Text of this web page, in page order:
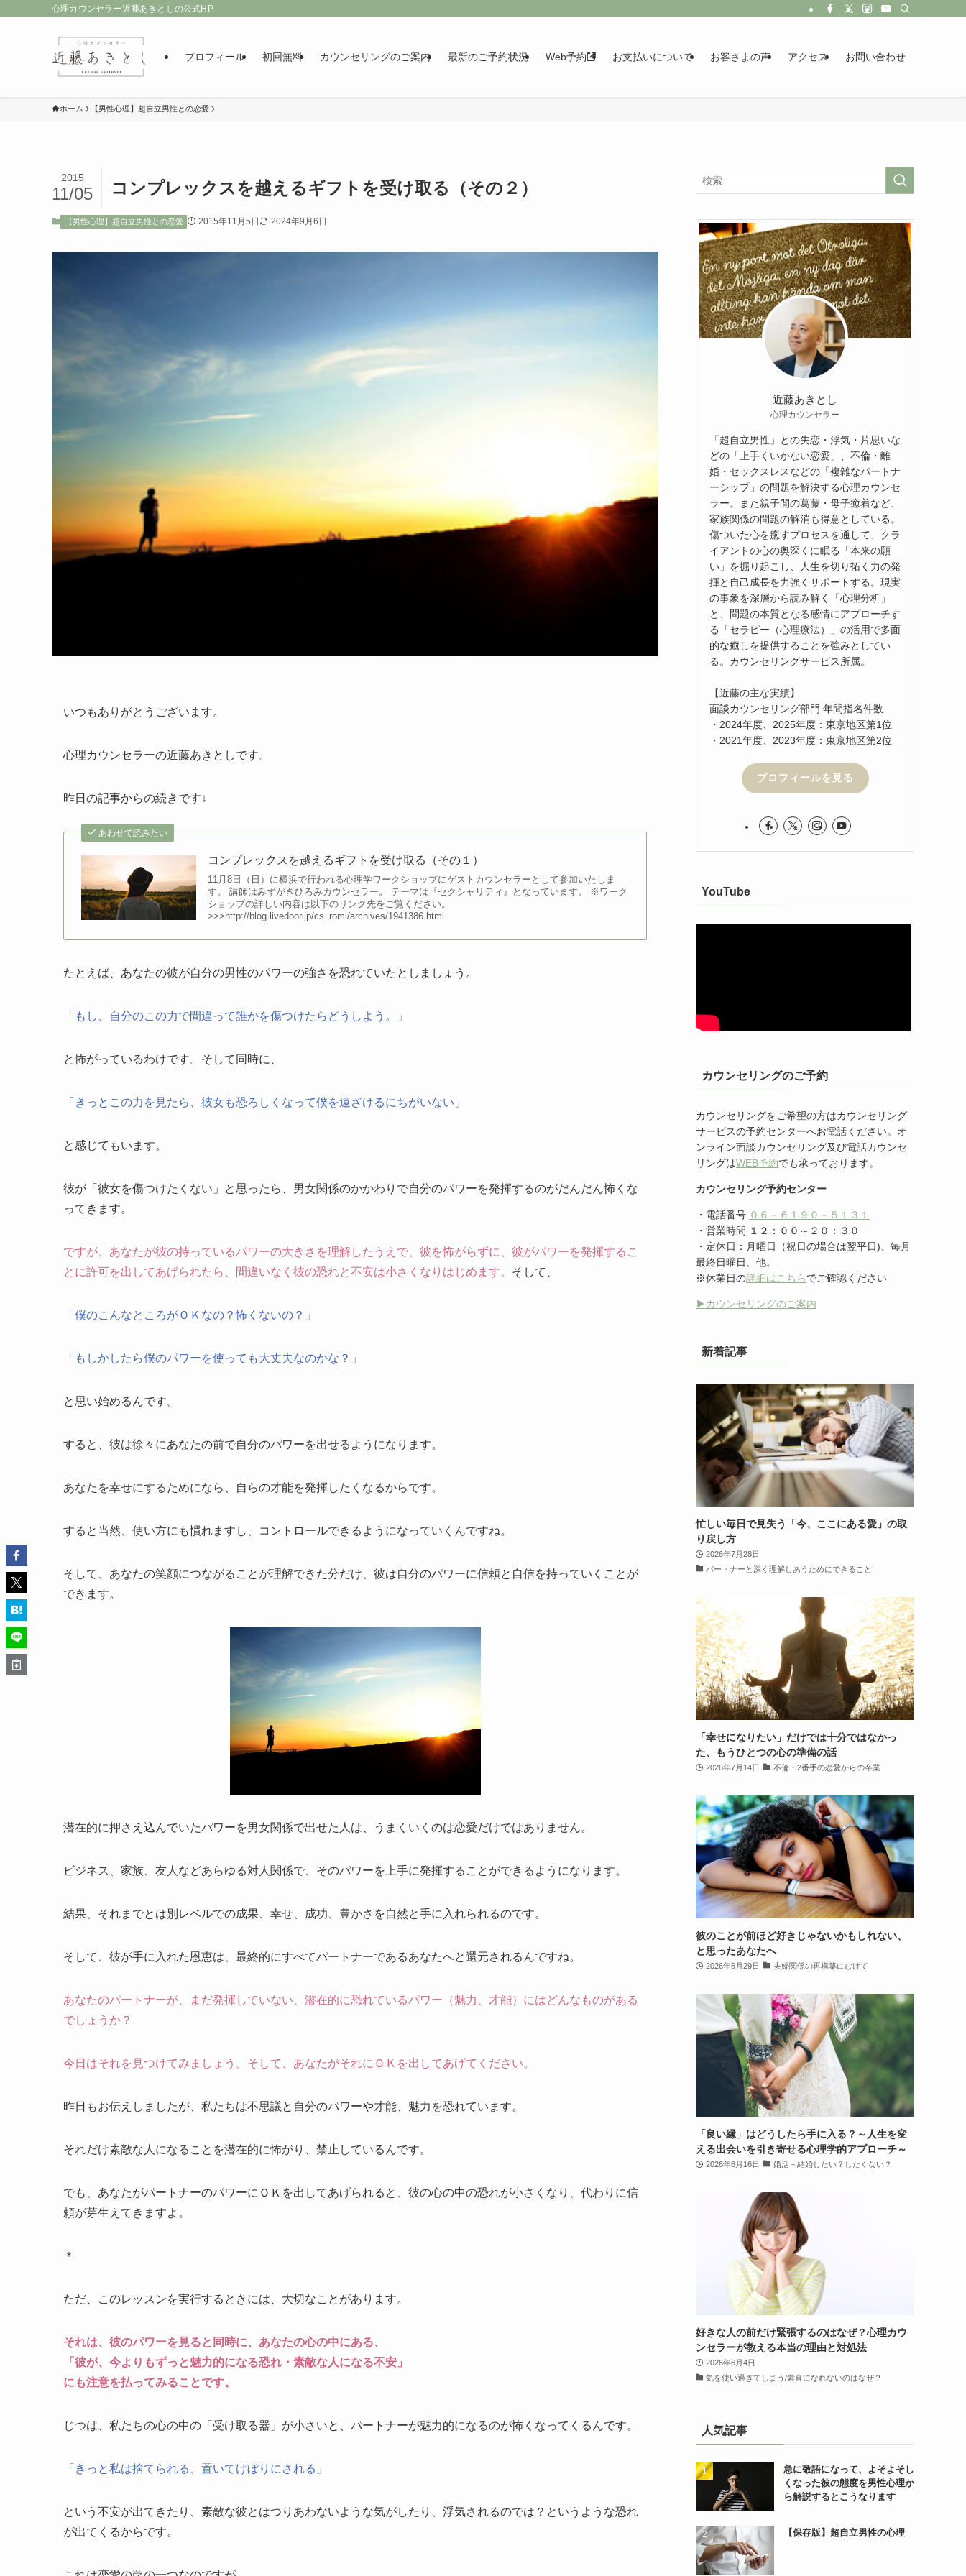
心理カウンセラー近藤あきとしの公式HP
プロフィール 初回無料 カウンセリングのご案内 最新のご予約状況 Web予約 お支払いについて お客さまの声 アクセス お問い合わせ
ホーム 【男性心理】超自立男性との恋愛
コンプレックスを越えるギフトを受け取る（その２）
2015
11/05
【男性心理】超自立男性との恋愛 2015年11月5日 2024年9月6日
いつもありがとうございます。
心理カウンセラーの近藤あきとしです。
昨日の記事からの続きです↓
あわせて読みたい
コンプレックスを越えるギフトを受け取る（その１）
11月8日（日）に横浜で行われる心理学ワークショップにゲストカウンセラーとして参加いたしま
す。 講師はみずがきひろみカウンセラー。 テーマは『セクシャリティ』となっています。 ※ワーク
ショップの詳しい内容は以下のリンク先をご覧ください。
>>>http://blog.livedoor.jp/cs_romi/archives/1941386.html
たとえば、あなたの彼が自分の男性のパワーの強さを恐れていたとしましょう。
「もし、自分のこの力で間違って誰かを傷つけたらどうしよう。」
と怖がっているわけです。そして同時に、
「きっとこの力を見たら、彼女も恐ろしくなって僕を遠ざけるにちがいない」
と感じてもいます。
彼が「彼女を傷つけたくない」と思ったら、男女関係のかかわりで自分のパワーを発揮するのがだんだん怖くな
ってきます。
ですが、あなたが彼の持っているパワーの大きさを理解したうえで、彼を怖がらずに、彼がパワーを発揮するこ
とに許可を出してあげられたら、間違いなく彼の恐れと不安は小さくなりはじめます。 そして、
「僕のこんなところがＯＫなの？怖くないの？」
「もしかしたら僕のパワーを使っても大丈夫なのかな？」
と思い始めるんです。
すると、彼は徐々にあなたの前で自分のパワーを出せるようになります。
あなたを幸せにするためになら、自らの才能を発揮したくなるからです。
すると当然、使い方にも慣れますし、コントロールできるようになっていくんですね。
そして、あなたの笑顔につながることが理解できた分だけ、彼は自分のパワーに信頼と自信を持っていくことが
できます。
潜在的に押さえ込んでいたパワーを男女関係で出せた人は、うまくいくのは恋愛だけではありません。
ビジネス、家族、友人などあらゆる対人関係で、そのパワーを上手に発揮することができるようになります。
結果、それまでとは別レベルでの成果、幸せ、成功、豊かさを自然と手に入れられるのです。
そして、彼が手に入れた恩恵は、最終的にすべてパートナーであるあなたへと還元されるんですね。
あなたのパートナーが、まだ発揮していない、潜在的に恐れているパワー（魅力、才能）にはどんなものがある
でしょうか？
今日はそれを見つけてみましょう。そして、あなたがそれにＯＫを出してあげてください。
昨日もお伝えしましたが、私たちは不思議と自分のパワーや才能、魅力を恐れています。
それだけ素敵な人になることを潜在的に怖がり、禁止しているんです。
でも、あなたがパートナーのパワーにＯＫを出してあげられると、彼の心の中の恐れが小さくなり、代わりに信
頼が芽生えてきますよ。
＊
ただ、このレッスンを実行するときには、大切なことがあります。
それは、彼のパワーを見ると同時に、あなたの心の中にある、
「彼が、今よりもずっと魅力的になる恐れ・素敵な人になる不安」
にも注意を払ってみることです。
じつは、私たちの心の中の「受け取る器」が小さいと、パートナーが魅力的になるのが怖くなってくるんです。
「きっと私は捨てられる、置いてけぼりにされる」
という不安が出てきたり、素敵な彼とはつりあわないような気がしたり、浮気されるのでは？というような恐れ
が出てくるからです。
近藤あきとし
心理カウンセラー
「超自立男性」との失恋・浮気・片思いな
どの「上手くいかない恋愛」、不倫・離
婚・セックスレスなどの「複雑なパートナ
ーシップ」の問題を解決する心理カウンセ
ラー。また親子間の葛藤・母子癒着など、
家族関係の問題の解消も得意としている。
傷ついた心を癒すプロセスを通して、クラ
イアントの心の奥深くに眠る「本来の願
い」を掘り起こし、人生を切り拓く力の発
揮と自己成長を力強くサポートする。現実
の事象を深層から読み解く「心理分析」
と、問題の本質となる感情にアプローチす
る「セラピー（心理療法）」の活用で多面
的な癒しを提供することを強みとしてい
る。カウンセリングサービス所属。
【近藤の主な実績】
面談カウンセリング部門 年間指名件数
・2024年度、2025年度：東京地区第1位
・2021年度、2023年度：東京地区第2位
プロフィールを見る
YouTube
カウンセリングのご予約
カウンセリングをご希望の方はカウンセリング
サービスの予約センターへお電話ください。オ
ンライン面談カウンセリング及び電話カウンセ
リングはWEB予約でも承っております。
カウンセリング予約センター
・電話番号 ０６－６１９０－５１３１
・営業時間 １２：００～２０：３０
・定休日：月曜日（祝日の場合は翌平日)、毎月
最終日曜日、他。
※休業日の詳細はこちらでご確認ください
▶︎カウンセリングのご案内
新着記事
忙しい毎日で見失う「今、ここにある愛」の取
り戻し方
2026年7月28日
パートナーと深く理解しあうためにできること
「幸せになりたい」だけでは十分ではなかっ
た、もうひとつの心の準備の話
2026年7月14日 不倫・2番手の恋愛からの卒業
彼のことが前ほど好きじゃないかもしれない、
と思ったあなたへ
2026年6月29日 夫婦関係の再構築にむけて
「良い縁」はどうしたら手に入る？～人生を変
える出会いを引き寄せる心理学的アプローチ～
2026年6月16日 婚活－結婚したい？したくない？
好きな人の前だけ緊張するのはなぜ？心理カウ
ンセラーが教える本当の理由と対処法
2026年6月4日
気を使い過ぎてしまう/素直になれないのはなぜ？
人気記事
急に敬語になって、よそよそし
くなった彼の態度を男性心理か
ら解説するとこうなります
【保存版】超自立男性の心理